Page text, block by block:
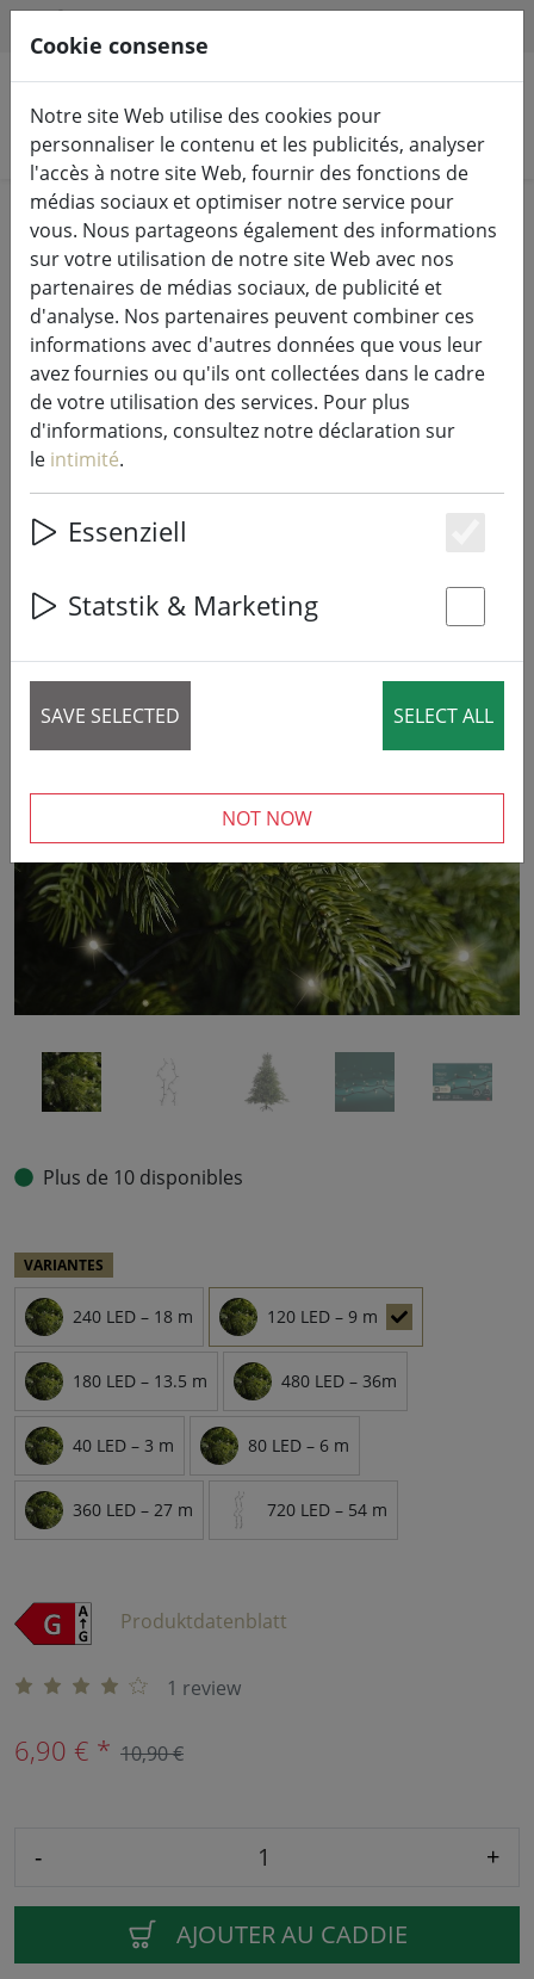
Rechercher des produits
Home
Guirlandes lumineuses & éclairage
Guirlandes lumineuses
Kaemingk Lumineo LED Guirlande
lumineuse Basic avec variateur 120
LED blanc chaud extérieur 9 m noir
‹ ›
Plus de 10 disponibles
VARIANTES
240 LED – 18 m 120 LED – 9 m
180 LED – 13.5 m 480 LED – 36m
40 LED – 3 m 80 LED – 6 m
360 LED – 27 m 720 LED – 54 m
Produktdatenblatt
1 review
6,90 € * 10,90 €
- +
AJOUTER AU CADDIE
Cookie consense
Notre site Web utilise des cookies pour
personnaliser le contenu et les publicités, analyser
l'accès à notre site Web, fournir des fonctions de
médias sociaux et optimiser notre service pour
vous. Nous partageons également des informations
sur votre utilisation de notre site Web avec nos
partenaires de médias sociaux, de publicité et
d'analyse. Nos partenaires peuvent combiner ces
informations avec d'autres données que vous leur
avez fournies ou qu'ils ont collectées dans le cadre
de votre utilisation des services. Pour plus
d'informations, consultez notre déclaration sur
le intimité.
Essenziell
Statstik & Marketing
SAVE SELECTED SELECT ALL
NOT NOW